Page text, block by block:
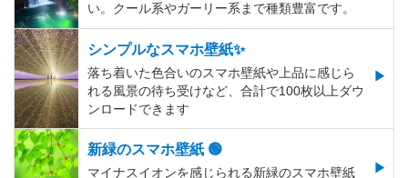
い。クール系やガーリー系まで種類豊富です。
シンプルなスマホ壁紙✨
落ち着いた色合いのスマホ壁紙や上品に感じら
れる風景の待ち受けなど、合計で100枚以上ダウ
ンロードできます
新緑のスマホ壁紙 🟢
マイナスイオンを感じられる新緑のスマホ壁紙